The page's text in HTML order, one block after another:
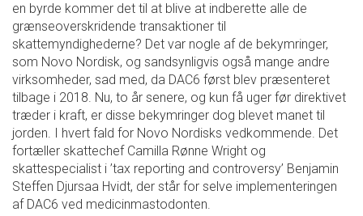
en byrde kommer det til at blive at indberette alle de
grænseoverskridende transaktioner til
skattemyndighederne? Det var nogle af de bekymringer,
som Novo Nordisk, og sandsynligvis også mange andre
virksomheder, sad med, da DAC6 først blev præsenteret
tilbage i 2018. Nu, to år senere, og kun få uger før direktivet
træder i kraft, er disse bekymringer dog blevet manet til
jorden. I hvert fald for Novo Nordisks vedkommende. Det
fortæller skattechef Camilla Rønne Wright og
skattespecialist i ’tax reporting and controversy’ Benjamin
Steffen Djursaa Hvidt, der står for selve implementeringen
af DAC6 ved medicinmastodonten.